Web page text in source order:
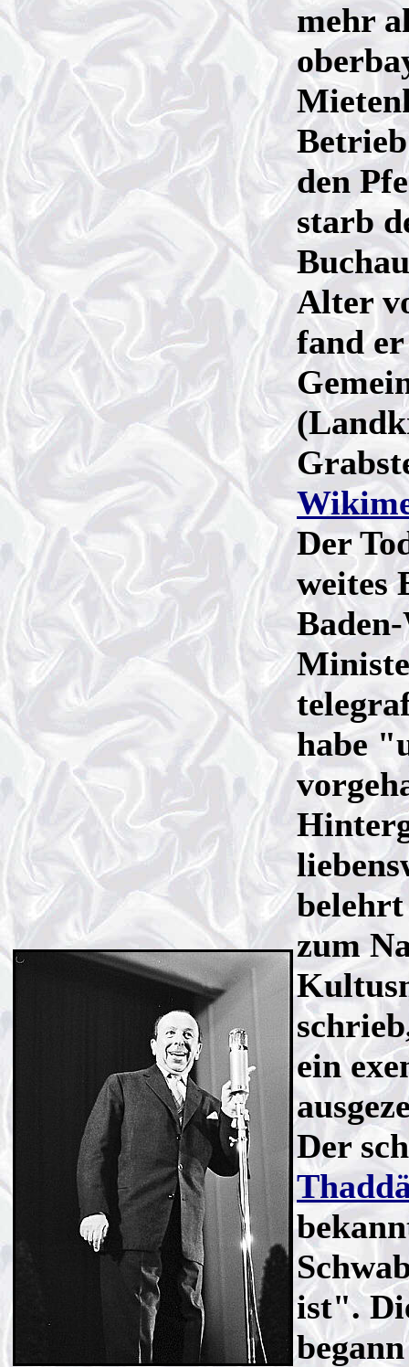
mehr
den
starb
Alter
fand
Der
weites
habe
zum
ein
Der
ist".